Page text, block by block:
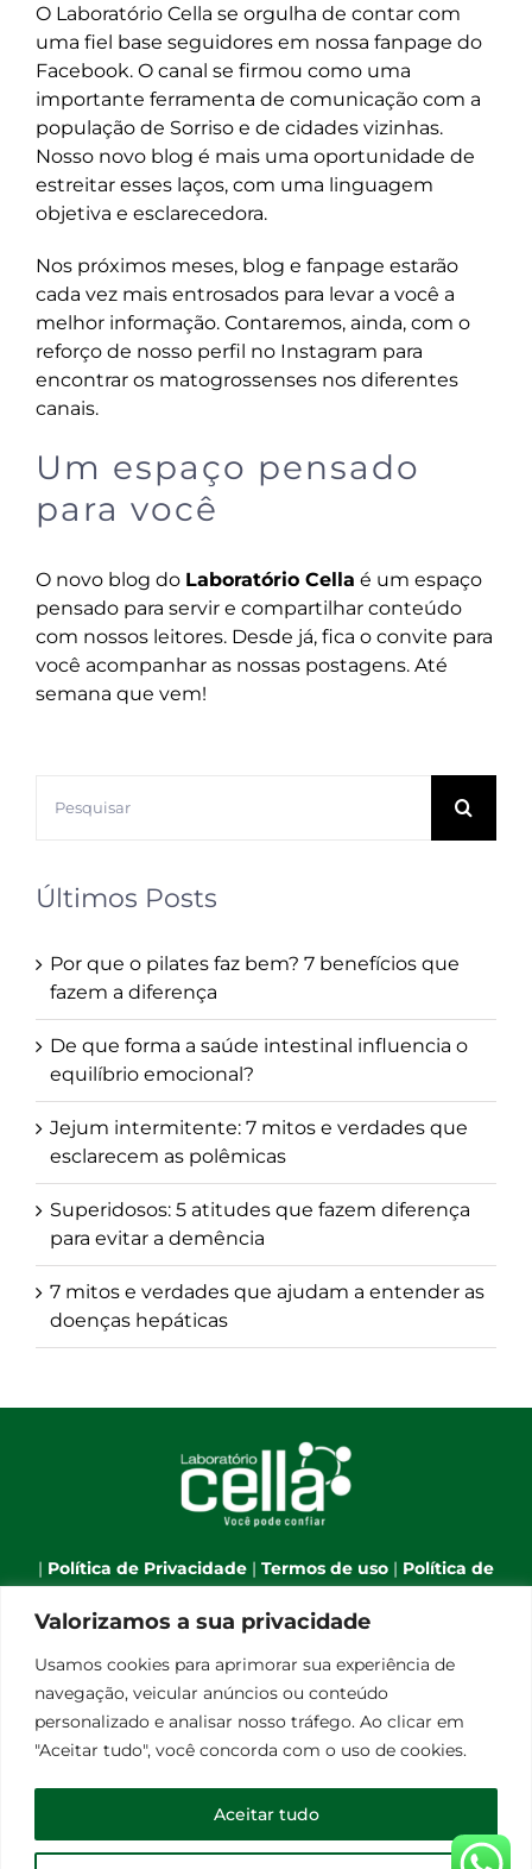
Valorizamos a sua privacidade
Usamos cookies para aprimorar sua experiência de
navegação, veicular anúncios ou conteúdo
personalizado e analisar nosso tráfego. Ao clicar em
"Aceitar tudo", você concorda com o uso de cookies.
Aceitar tudo
O Laboratório Cella se orgulha de contar com
uma fiel base seguidores em nossa fanpage do
Facebook. O canal se firmou como uma
importante ferramenta de comunicação com a
população de Sorriso e de cidades vizinhas.
Nosso novo blog é mais uma oportunidade de
estreitar esses laços, com uma linguagem
objetiva e esclarecedora.
Nos próximos meses, blog e fanpage estarão
cada vez mais entrosados para levar a você a
melhor informação. Contaremos, ainda, com o
reforço de nosso perfil no Instagram para
encontrar os matogrossenses nos diferentes
canais.
Um espaço pensado
para você
O novo blog do Laboratório Cella é um espaço
pensado para servir e compartilhar conteúdo
com nossos leitores. Desde já, fica o convite para
você acompanhar as nossas postagens. Até
semana que vem!
resultados
Últimos Posts
Por que o pilates faz bem? 7 benefícios que
fazem a diferença
De que forma a saúde intestinal influencia o
equilíbrio emocional?
Jejum intermitente: 7 mitos e verdades que
esclarecem as polêmicas
Superidosos: 5 atitudes que fazem diferença
para evitar a demência
7 mitos e verdades que ajudam a entender as
doenças hepáticas
| Política de Privacidade | Termos de uso | Política de
Cookies|Webmail|
mail:atendimento@laboratoriocella.com.br | Banco
de talentos:pessoal@laboratoriocella.com.br
© Copyright 2012 - 2026 | Laboratório Cella - All Rights
Laboratório de Análises Clínicas Cella Ltda - CNPJ
08.248.656/0001-30